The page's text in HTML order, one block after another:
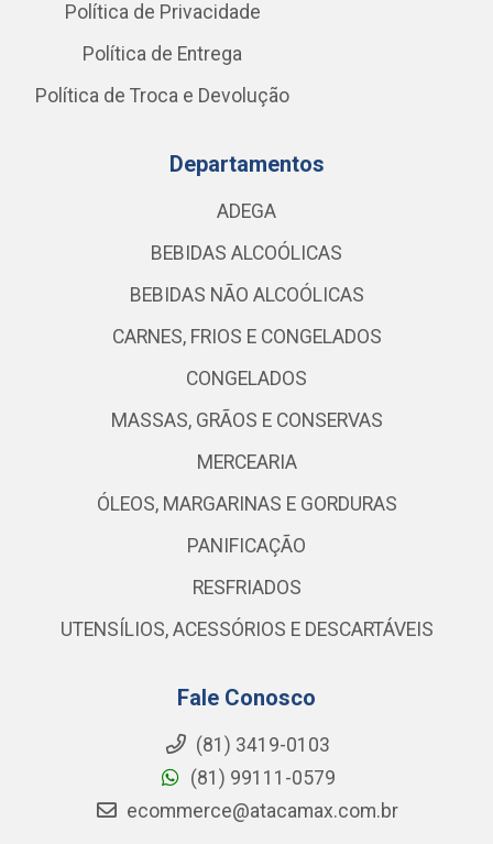
Política de Privacidade
Política de Entrega
Política de Troca e Devolução
Departamentos
ADEGA
BEBIDAS ALCOÓLICAS
BEBIDAS NÃO ALCOÓLICAS
CARNES, FRIOS E CONGELADOS
CONGELADOS
MASSAS, GRÃOS E CONSERVAS
MERCEARIA
ÓLEOS, MARGARINAS E GORDURAS
PANIFICAÇÃO
RESFRIADOS
UTENSÍLIOS, ACESSÓRIOS E DESCARTÁVEIS
Fale Conosco
(81) 3419-0103
(81) 99111-0579
ecommerce@atacamax.com.br